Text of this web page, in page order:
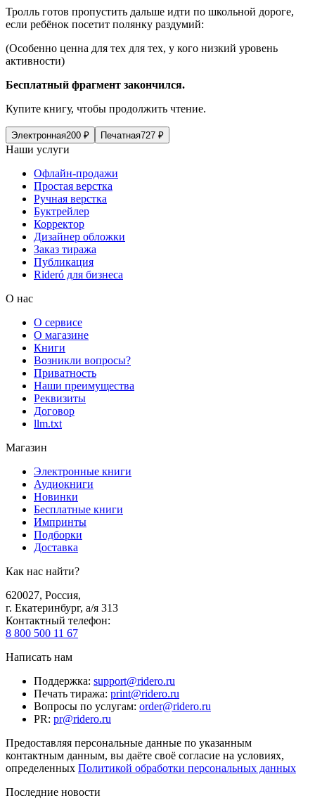
Тролль готов пропустить дальше идти по школьной дороге,
если ребёнок посетит полянку раздумий:
(Особенно ценна для тех для тех, у кого низкий уровень
активности)
Бесплатный фрагмент закончился.
Купите книгу, чтобы продолжить чтение.
Электронная200 ₽ Печатная727 ₽
Наши услуги
Офлайн-продажи
Простая верстка
Ручная верстка
Буктрейлер
Корректор
Дизайнер обложки
Заказ тиража
Публикация
Rideró для бизнеса
О нас
О сервисе
О магазине
Книги
Возникли вопросы?
Приватность
Наши преимущества
Реквизиты
Договор
llm.txt
Магазин
Электронные книги
Аудиокниги
Новинки
Бесплатные книги
Импринты
Подборки
Доставка
Как нас найти?
620027, Россия,
г. Екатеринбург, а/я 313
Контактный телефон:
8 800 500 11 67
Написать нам
Поддержка: support@ridero.ru
Печать тиража: print@ridero.ru
Вопросы по услугам: order@ridero.ru
PR: pr@ridero.ru
Предоставляя персональные данные по указанным
контактным данным, вы даёте своё согласие на условиях,
определенных Политикой обработки персональных данных
Последние новости